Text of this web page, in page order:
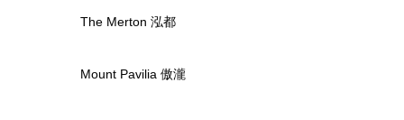
The Merton 泓都
Mount Pavilia 傲瀧